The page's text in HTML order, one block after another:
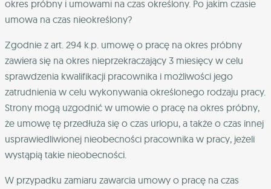
okres próbny i umowami na czas określony. Po jakim czasie
umowa na czas nieokreślony?
Zgodnie z art. 294 k.p. umowę o pracę na okres próbny
zawiera się na okres nieprzekraczający 3 miesięcy w celu
sprawdzenia kwalifikacji pracownika i możliwości jego
zatrudnienia w celu wykonywania określonego rodzaju pracy.
Strony mogą uzgodnić w umowie o pracę na okres próbny,
że umowę tę przedłuża się o czas urlopu, a także o czas innej
usprawiedliwionej nieobecności pracownika w pracy, jeżeli
wystąpią takie nieobecności.
W przypadku zamiaru zawarcia umowy o pracę na czas